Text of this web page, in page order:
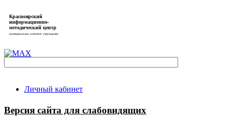
Красноярский
информационно-
методический центр
муниципальное казённое учреждение
Личный кабинет
Версия сайта для слабовидящих